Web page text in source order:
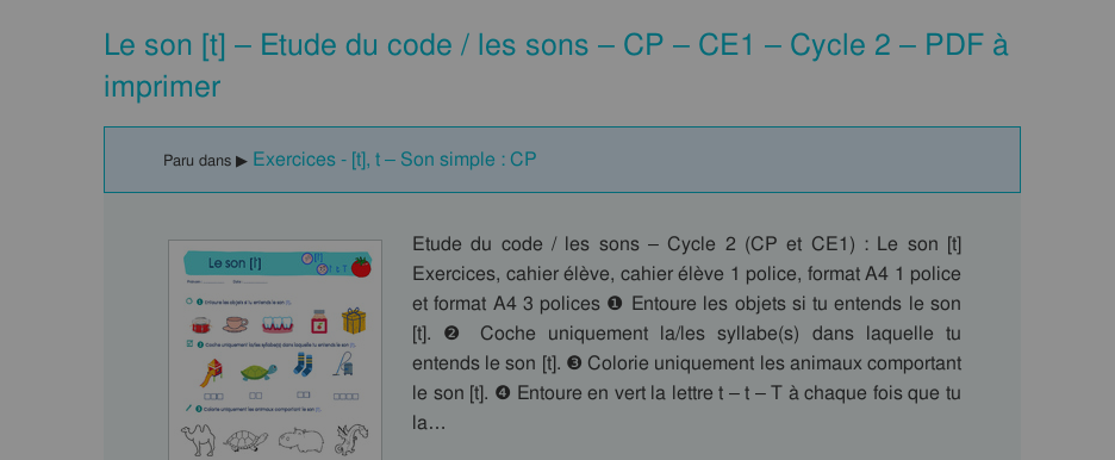
Le son [t] – Etude du code / les sons – CP – CE1 – Cycle 2 – PDF à
imprimer
Paru dans ▶ Exercices - [t], t – Son simple : CP
Etude du code / les sons – Cycle 2 (CP et CE1) : Le son [t]
Exercices, cahier élève, cahier élève 1 police, format A4 1 police
et format A4 3 polices ❶ Entoure les objets si tu entends le son
[t]. ❷ Coche uniquement la/les syllabe(s) dans laquelle tu
entends le son [t]. ❸ Colorie uniquement les animaux comportant
le son [t]. ❹ Entoure en vert la lettre t – t – T à chaque fois que tu
la…